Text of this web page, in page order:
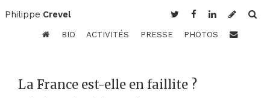
Philippe Crevel
BIO ACTIVITÉS PRESSE PHOTOS
La France est-elle en faillite ?